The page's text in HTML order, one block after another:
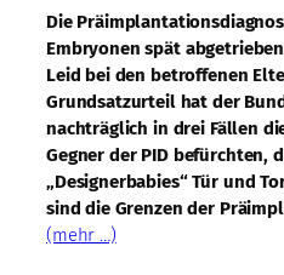
Die
Embryonen spät
Leid bei den betroffenen
Grundsatzurteil hat der
nachträglich in drei Fällen
Gegner der PID befürchten,
„Designerbabies“ Tür und
sind die Grenzen der
(mehr …)